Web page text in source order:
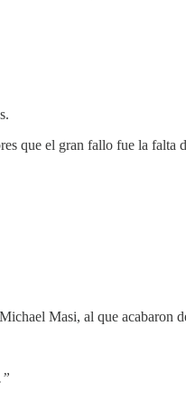
que el gran fallo fue la falta
Masi, al que acabaron